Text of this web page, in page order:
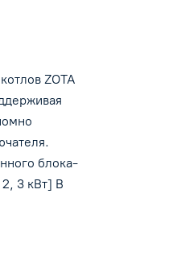
ZOTA
блока-
3 кВт] В